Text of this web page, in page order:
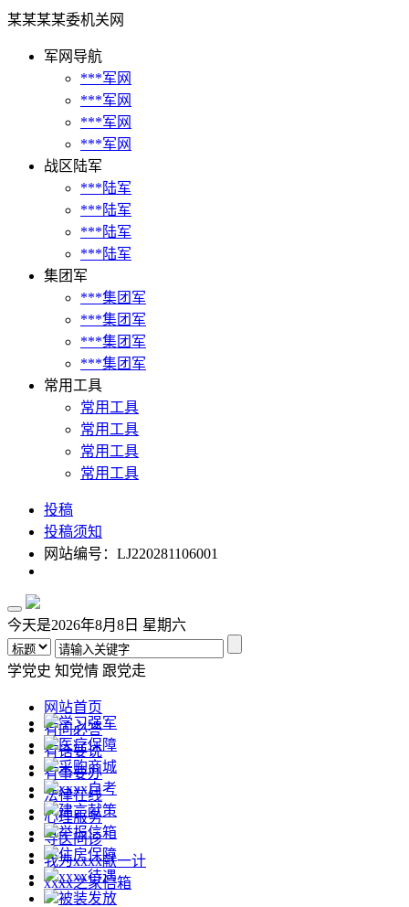
某某某某委机关网
军网导航
***军网
***军网
***军网
***军网
战区陆军
***陆军
***陆军
***陆军
***陆军
集团军
***集团军
***集团军
***集团军
***集团军
常用工具
常用工具
常用工具
常用工具
常用工具
投稿
投稿须知
网站编号：LJ220281106001
今天是2026年8月8日 星期六
学党史 知党情 跟党走
网站首页
有问必答
有话要说
有事要办
法律在线
心理服务
寻医问诊
我为xxxx献一计
xxxx之家信箱
学习强军
医疗保障
采购商城
xxxx自考
建言献策
举报信箱
住房保障
xxxx待遇
被装发放